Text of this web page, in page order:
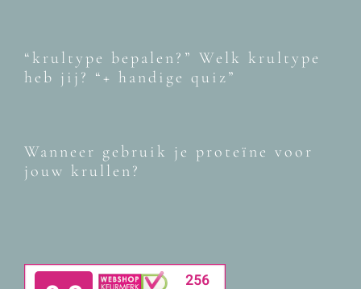
“krultype bepalen?” Welk krultype
heb jij? “+ handige quiz”
Wanneer gebruik je proteïne voor
jouw krullen?